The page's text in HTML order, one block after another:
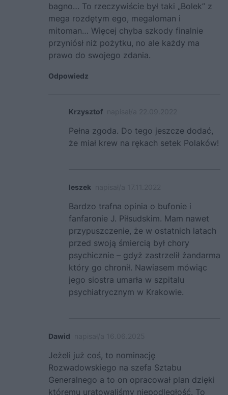
bagno… To rzeczywiście był taki „Bolek” z
mega rozdętym ego, megaloman i
mitoman… Więcej chyba szkody finalnie
przyniósł niż pożytku, no ale każdy ma
prawo do swojego zdania.
Odpowiedz
Krzysztof
Pełna zgoda. Do tego jeszcze dodać,
że miał krew na rękach setek Polaków!
leszek
Bardzo trafna opinia o bufonie i
fanfaronie J. Piłsudskim. Mam nawet
przypuszczenie, że w ostatnich latach
przed swoją śmiercią był chory
psychicznie – gdyż zastrzelił żandarma
który go chronił. Nawiasem mówiąc
jego siostra umarła w szpitalu
psychiatrycznym w Krakowie.
Dawid
Jeżeli już coś, to nominację
Rozwadowskiego na szefa Sztabu
Generalnego a to on opracował plan dzięki
któremu uratowaliśmy niepodległość. To